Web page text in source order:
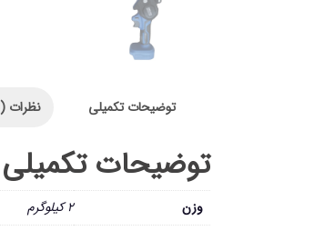
توضیحات تکمیلی نظرات (0)
توضیحات تکمیلی
وزن 2 کیلوگرم